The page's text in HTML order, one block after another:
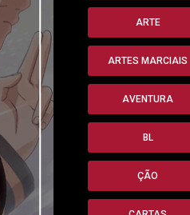
ARTE
ARTES MARCIAIS
AVENTURA
BL
ÇÃO